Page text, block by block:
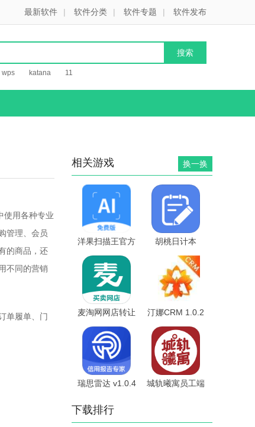
最新软件 | 软件分类 | 软件专题 | 软件发布
wps katana 11
用各种专业
管理、会员
的商品，还
不同的营销
单履单、门
换一换
相关游戏
洋果扫描王官方
版v1.6.0安卓版
胡桃日计本
v1.2 安卓版
麦淘网网店转让
v21.00.0 安卓
版
汀娜CRM 1.0.2
安卓版
瑞思雷达 v1.0.4
城轨曦寓员工端
下载排行